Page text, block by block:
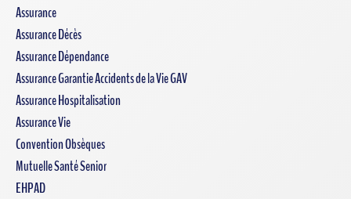
Assurance
Assurance Décès
Assurance Dépendance
Assurance Garantie Accidents de la Vie GAV
Assurance Hospitalisation
Assurance Vie
Convention Obsèques
Mutuelle Santé Senior
EHPAD